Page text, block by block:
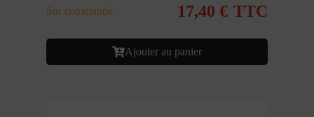
Sur commande 17,40 € TTC
Ajouter au panier